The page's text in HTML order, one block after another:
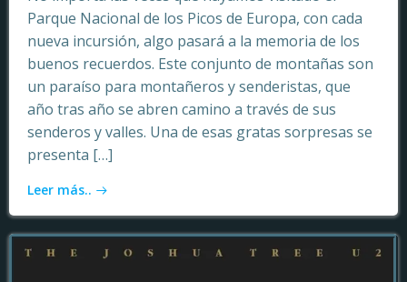
Parque Nacional de los Picos de Europa, con cada
nueva incursión, algo pasará a la memoria de los
buenos recuerdos. Este conjunto de montañas son
un paraíso para montañeros y senderistas, que
año tras año se abren camino a través de sus
senderos y valles. Una de esas gratas sorpresas se
presenta […]
Leer más..